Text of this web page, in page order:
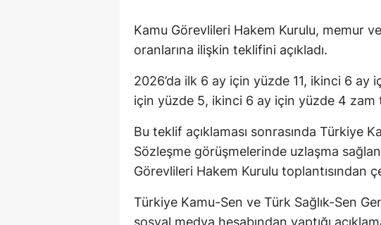
Kamu Görevlileri Hakem Kurulu, memur
oranlarına ilişkin teklifini açıkladı.
2026’da ilk 6 ay için yüzde 11, ikinci 6 ay
için yüzde 5, ikinci 6 ay için yüzde 4 zam
Bu teklif açıklaması sonrasında Türkiye
Sözleşme görüşmelerinde uzlaşma
Görevlileri Hakem Kurulu toplantısından
Türkiye Kamu-Sen ve Türk Sağlık-Sen